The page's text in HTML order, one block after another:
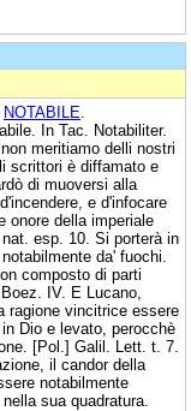
NOTABILE
In Tac. Notabiliter.
meritiamo delli nostri
scrittori è diffamato e
di muoversi alla
e d'infocare
onore della imperiale
esp. 10. Si porterà in
da' fuochi.
composto di parti
IV. E Lucano,
ragione vincitrice essere
Dio e levato, perocchè
[Pol.] Galil. Lett. t. 7.
il candor della
notabilmente
sua quadratura.